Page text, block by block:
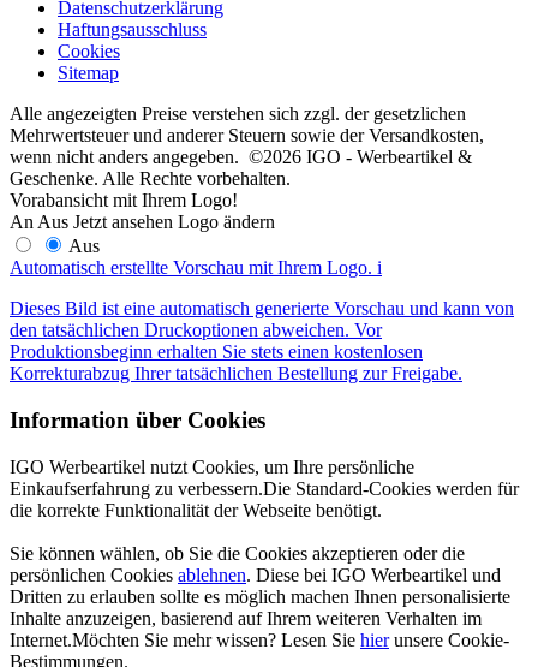
Datenschutzerklärung
Haftungsausschluss
Cookies
Sitemap
Alle angezeigten Preise verstehen sich zzgl. der gesetzlichen
Mehrwertsteuer und anderer Steuern sowie der Versandkosten,
wenn nicht anders angegeben. ©2026 IGO - Werbeartikel &
Geschenke. Alle Rechte vorbehalten.
Vorabansicht mit Ihrem Logo!
An Aus Jetzt ansehen Logo ändern
Aus
Automatisch erstellte Vorschau mit Ihrem Logo. i
Dieses Bild ist eine automatisch generierte Vorschau und kann von
den tatsächlichen Druckoptionen abweichen. Vor
Produktionsbeginn erhalten Sie stets einen kostenlosen
Korrekturabzug Ihrer tatsächlichen Bestellung zur Freigabe.
Information über Cookies
IGO Werbeartikel nutzt Cookies, um Ihre persönliche
Einkaufserfahrung zu verbessern.Die Standard-Cookies werden für
die korrekte Funktionalität der Webseite benötigt.
Sie können wählen, ob Sie die Cookies akzeptieren oder die
persönlichen Cookies ablehnen. Diese bei IGO Werbeartikel und
Dritten zu erlauben sollte es möglich machen Ihnen personalisierte
Inhalte anzuzeigen, basierend auf Ihrem weiteren Verhalten im
Internet.Möchten Sie mehr wissen? Lesen Sie hierunsere Cookie-
Bestimmungen.